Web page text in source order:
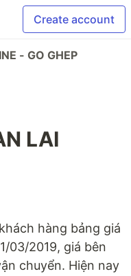
Create account
- GO GHEP
LAI
hàng bảng giá
03/2019, giá bên
chuyển. Hiện nay